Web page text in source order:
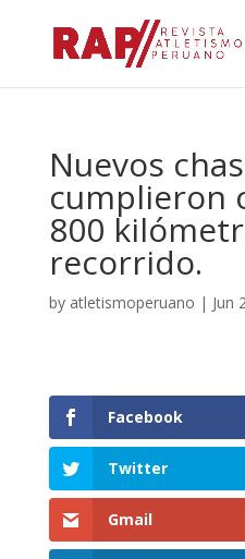
Nuevos
cumplieron
800
recorrido.
by atletismoperuano | Jun
Facebook
Twitter
Gmail